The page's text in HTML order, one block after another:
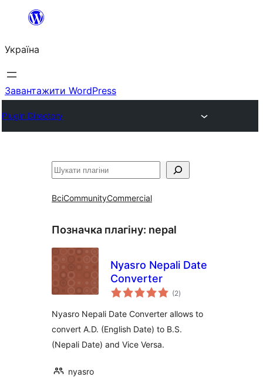
Перейти
вмісту
Україна
Завантажити WordPress
Plugin Directory
Пошук
ВсіCommunityCommercial
Позначка плагіну: nepal
Nyasro Nepali Date
Converter
(2загальний
рейтинг
)
Nyasro Nepali Date Converter allows to
convert A.D. (English Date) to B.S.
(Nepali Date) and Vice Versa.
nyasro